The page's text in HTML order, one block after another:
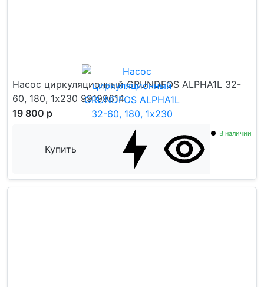
Насос циркуляционный GRUNDFOS ALPHA1L 32-
60, 180, 1х230 99199614
19 800 р
Купить
В наличии